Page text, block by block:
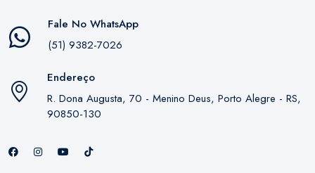
Fale No WhatsApp
(51) 9382-7026
Endereço
R. Dona Augusta, 70 - Menino Deus, Porto Alegre - RS,
90850-130